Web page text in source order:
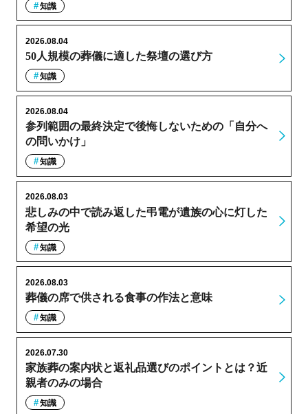
知識
50人規模の葬儀に適した祭壇の選び方
2026.08.04
知識
参列範囲の最終決定で後悔しないための「自分へ
の問いかけ」
2026.08.04
知識
悲しみの中で読み返した弔電が遺族の心に灯した
希望の光
2026.08.03
知識
葬儀の席で供される食事の作法と意味
2026.08.03
知識
家族葬の案内状と返礼品選びのポイントとは？近
親者のみの場合
2026.07.30
知識